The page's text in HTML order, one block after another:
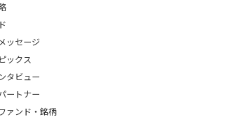
ッセージ
ックス
タビュー
ートナー
ァンド・銘柄